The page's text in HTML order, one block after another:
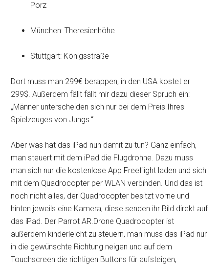
Porz
München: Theresienhöhe
Stuttgart: Königsstraße
Dort muss man 299€ berappen, in den USA kostet er
299$. Außerdem fällt fällt mir dazu dieser Spruch ein:
„Männer unterscheiden sich nur bei dem Preis Ihres
Spielzeuges von Jungs.“
Aber was hat das iPad nun damit zu tun? Ganz einfach,
man steuert mit dem iPad die Flugdrohne. Dazu muss
man sich nur die kostenlose App Freeflight laden und sich
mit dem Quadrocopter per WLAN verbinden. Und das ist
noch nicht alles, der Quadrocopter besitzt vorne und
hinten jeweils eine Kamera, diese senden ihr Bild direkt auf
das iPad. Der Parrot AR.Drone Quadrocopter ist
außerdem kinderleicht zu steuern, man muss das iPad nur
in die gewünschte Richtung neigen und auf dem
Touchscreen die richtigen Buttons für aufsteigen,